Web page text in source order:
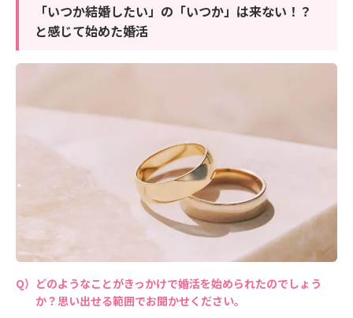
「いつか結婚したい」の「いつか」は来ない！？
と感じて始めた婚活
どのようなことがきっかけで婚活を始められたのでしょう
か？思い出せる範囲でお聞かせください。